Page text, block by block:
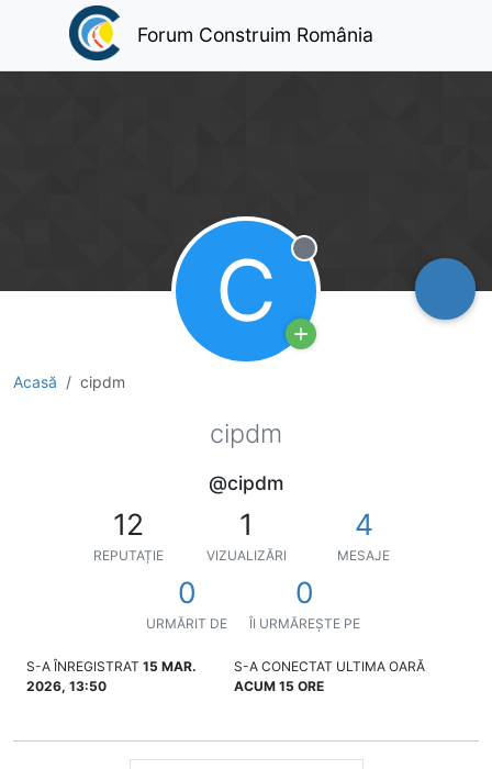
Forum Construim România
Acasă cipdm
C Deconectat
cipdm
@cipdm
12
REPUTAȚIE
1
VIZUALIZĂRI
4
MESAJE
0
URMĂRIT DE
0
ÎI URMĂREȘTE PE
S-A ÎNREGISTRAT 15 MAR.
2026, 13:50
S-A CONECTAT ULTIMA OARĂ
ACUM 15 ORE